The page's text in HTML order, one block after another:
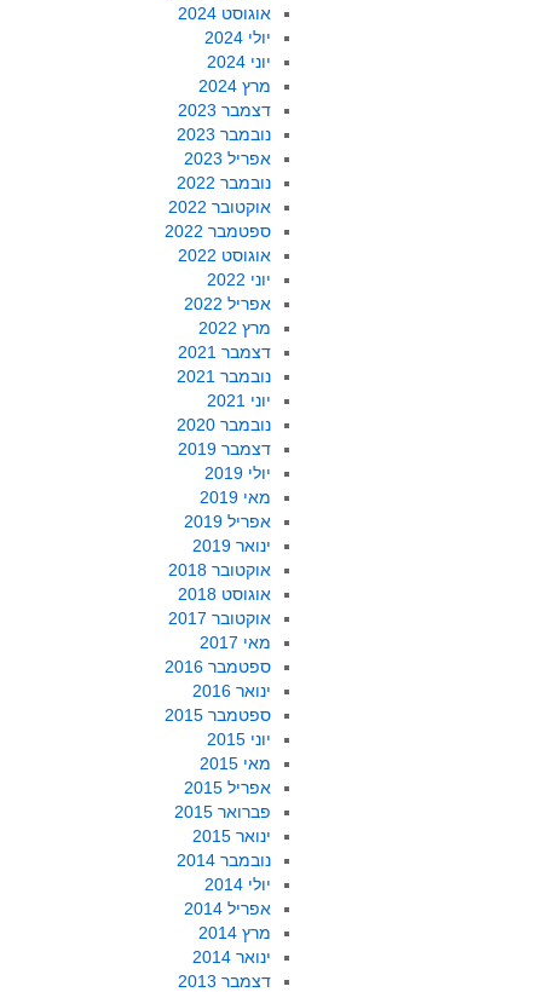
אוגוסט 2024
יולי 2024
יוני 2024
מרץ 2024
דצמבר 2023
נובמבר 2023
אפריל 2023
נובמבר 2022
אוקטובר 2022
ספטמבר 2022
אוגוסט 2022
יוני 2022
אפריל 2022
מרץ 2022
דצמבר 2021
נובמבר 2021
יוני 2021
נובמבר 2020
דצמבר 2019
יולי 2019
מאי 2019
אפריל 2019
ינואר 2019
אוקטובר 2018
אוגוסט 2018
אוקטובר 2017
מאי 2017
ספטמבר 2016
ינואר 2016
ספטמבר 2015
יוני 2015
מאי 2015
אפריל 2015
פברואר 2015
ינואר 2015
נובמבר 2014
יולי 2014
אפריל 2014
מרץ 2014
ינואר 2014
דצמבר 2013